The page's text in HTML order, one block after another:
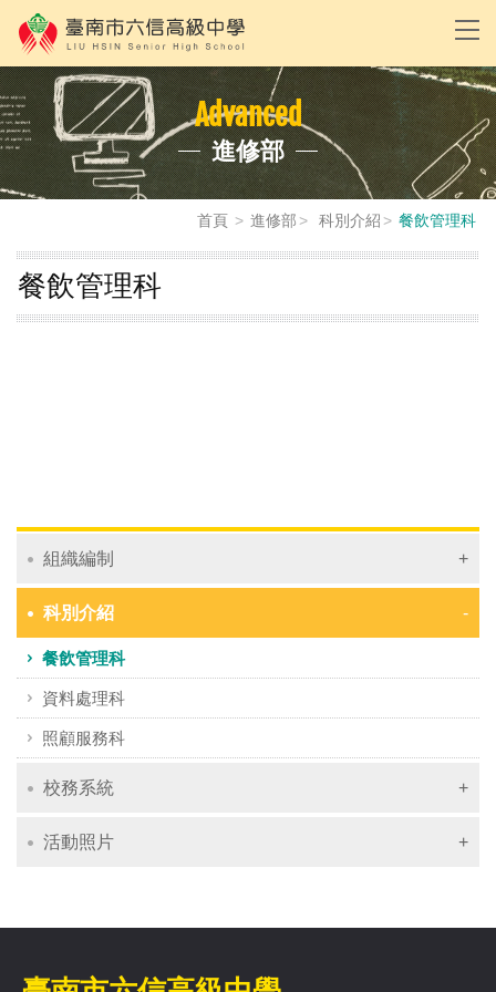
Advanced
進修部
首頁 進修部 科別介紹 餐飲管理科
餐飲管理科
組織編制
科別介紹
餐飲管理科
資料處理科
照顧服務科
校務系統
活動照片